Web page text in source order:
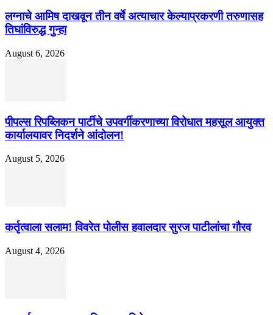
लग्नाचे आमिष दाखवून तीन वर्षे अत्याचार केल्याप्रकरणी तरुणासह
तिघांविरुद्ध गुन्हा
August 6, 2026
पीपल्स रिपब्लिकन पार्टीचे उपवर्गीकरणाच्या विरोधात महसूल आयुक्त
कार्यालयावर निदर्शने आंदोलन!
August 5, 2026
कर्तृत्वाला सलाम! विवरेत पोलीस हवालदार सुरज पाटीलांचा गौरव
August 4, 2026